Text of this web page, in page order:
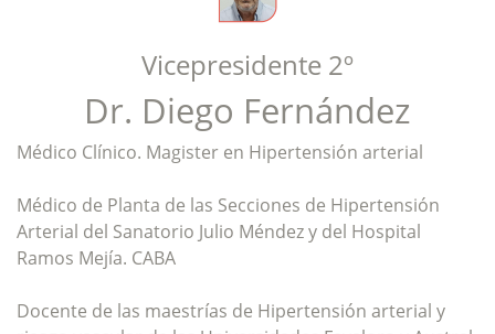
Vicepresidente 2º
Dr. Diego Fernández
Médico Clínico. Magister en Hipertensión arterial
Médico de Planta de las Secciones de Hipertensión
Arterial del Sanatorio Julio Méndez y del Hospital
Ramos Mejía. CABA
Docente de las maestrías de Hipertensión arterial y